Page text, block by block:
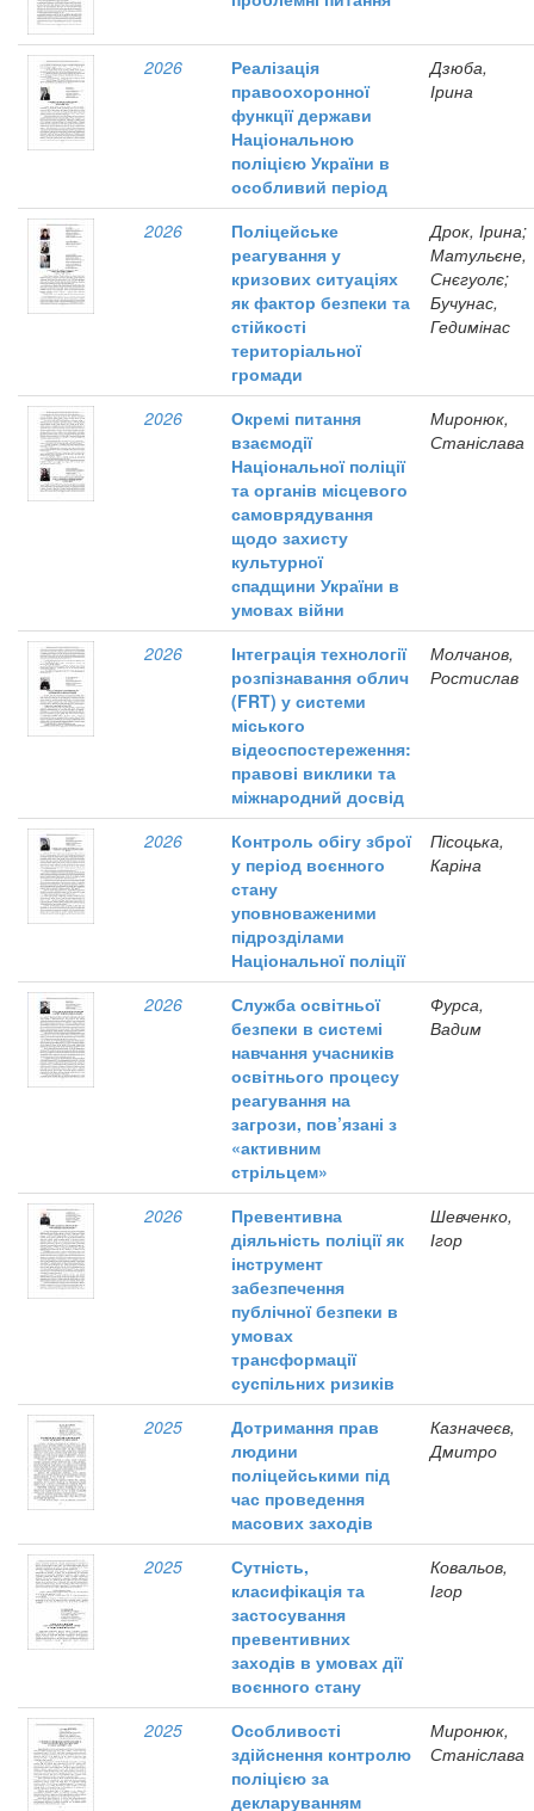
2026
Реалізація
правоохоронної
функції держави
Національною
поліцією України в
особливий період
Дзюба,
Ірина
2026
Поліцейське
реагування у
кризових ситуаціях
як фактор безпеки та
стійкості
територіальної
громади
Дрок, Ірина;
Матульєне,
Снєгуолє;
Бучунас,
Гедимінас
2026
Окремі питання
взаємодії
Національної поліції
та органів місцевого
самоврядування
щодо захисту
культурної
спадщини України в
умовах війни
Миронюк,
Станіслава
2026
Інтеграція технології
розпізнавання облич
(FRT) у системи
міського
відеоспостереження:
правові виклики та
міжнародний досвід
Молчанов,
Ростислав
2026
Контроль обігу зброї
у період воєнного
стану
уповноваженими
підрозділами
Національної поліції
Пісоцька,
Каріна
2026
Служба освітньої
безпеки в системі
навчання учасників
освітнього процесу
реагування на
загрози, пов’язані з
«активним
стрільцем»
Фурса,
Вадим
2026
Превентивна
діяльність поліції як
інструмент
забезпечення
публічної безпеки в
умовах
трансформації
суспільних ризиків
Шевченко,
Ігор
2025
Дотримання прав
людини
поліцейськими під
час проведення
масових заходів
Казначеєв,
Дмитро
2025
Сутність,
класифікація та
застосування
превентивних
заходів в умовах дії
воєнного стану
Ковальов,
Ігор
2025
Особливості
здійснення контролю
поліцією за
декларуванням
Миронюк,
Станіслава